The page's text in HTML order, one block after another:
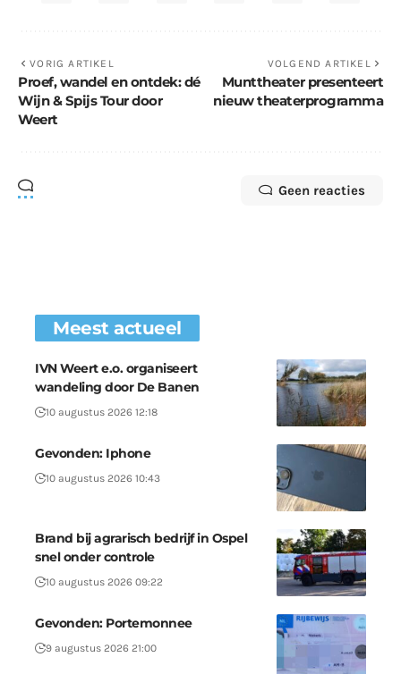
VORIG ARTIKEL
Proef, wandel en ontdek: dé
Wijn & Spijs Tour door
Weert
VOLGEND ARTIKEL
Munttheater presenteert
nieuw theaterprogramma
Geen reacties
Meest actueel
IVN Weert e.o. organiseert
wandeling door De Banen
10 augustus 2026 12:18
Gevonden: Iphone
10 augustus 2026 10:43
Brand bij agrarisch bedrijf in Ospel
snel onder controle
10 augustus 2026 09:22
Gevonden: Portemonnee
9 augustus 2026 21:00